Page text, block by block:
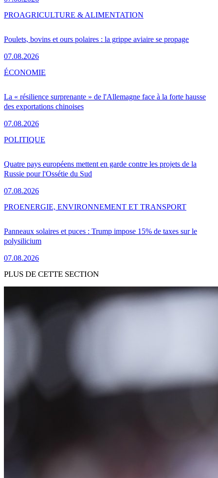
Poulets, bovins et ours polaires : la grippe aviaire se propage
07.08.2026
PROAGRICULTURE & ALIMENTATION
La « résilience surprenante » de l'Allemagne face à la forte hausse
des exportations chinoises
07.08.2026
ÉCONOMIE
Quatre pays européens mettent en garde contre les projets de la
Russie pour l'Ossétie du Sud
07.08.2026
POLITIQUE
Panneaux solaires et puces : Trump impose 15% de taxes sur le
polysilicium
07.08.2026
PROENERGIE, ENVIRONNEMENT ET TRANSPORT
PLUS DE CETTE SECTION